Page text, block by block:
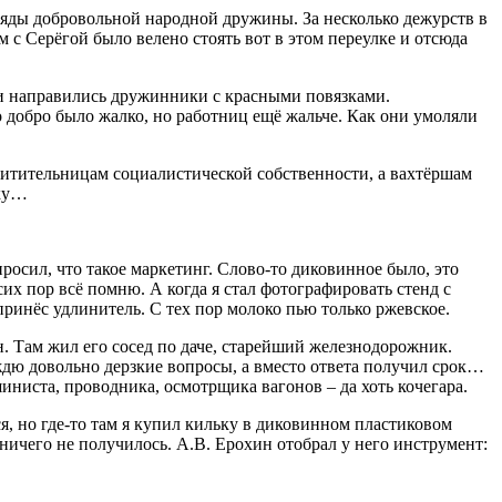
добровольной народной дружины. За несколько дежурств в
было велено стоять вот в этом переулке и отсюда
направились дружинники с красными повязками.
было жалко, но работниц ещё жальче. Как они умоляли
социалистической собственности, а вахтёршам
что такое маркетинг. Слово-то диковинное было, это
пор всё помню. А когда я стал фотографировать стенд с
удлинитель. С тех пор молоко пью только ржевское.
жил его сосед по даче, старейший железнодорожник.
довольно дерзкие вопросы, а вместо ответа получил срок…
проводника, осмотрщика вагонов – да хоть кочегара.
но где-то там я купил кильку в диковинном пластиковом
не получилось. А.В. Ерохин отобрал у него инструмент: